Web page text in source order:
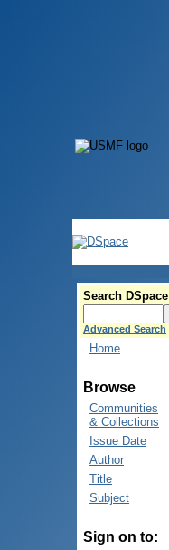
Search DSpace
Advanced Search
Home
Browse
Communities
& Collections
Issue Date
Author
Title
Subject
Sign on to: